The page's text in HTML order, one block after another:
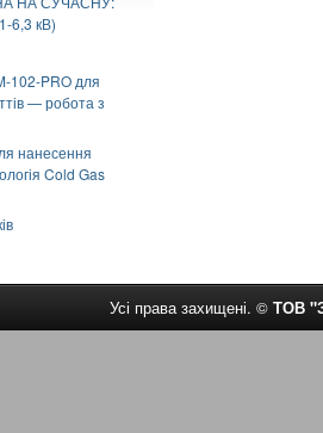
6,3 кВ)
102-PRO для
— робота з
нанесення
Cold Gas
Усі права захищені. © ТОВ